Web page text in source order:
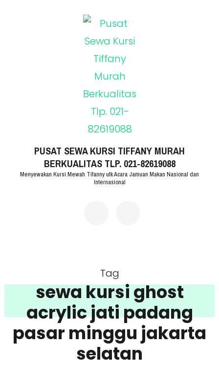
PUSAT SEWA KURSI TIFFANY MURAH
BERKUALITAS TLP. 021-82619088
Menyewakan Kursi Mewah Tifanny utk Acara Jamuan Makan Nasional dan
Internasional
Tag
sewa kursi ghost
acrylic jati padang
pasar minggu jakarta
selatan